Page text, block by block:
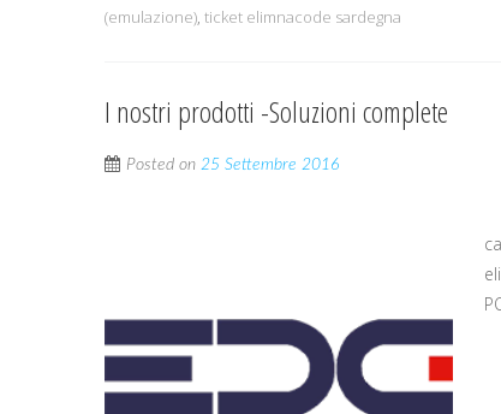
(emulazione), ticket elimnacode sardegna
I nostri prodotti -Soluzioni complete
Posted on 25 Settembre 2016